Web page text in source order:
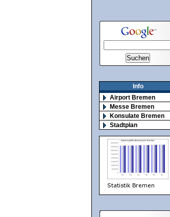
Info
Airport Bremen
Messe Bremen
Konsulate Bremen
Stadtplan